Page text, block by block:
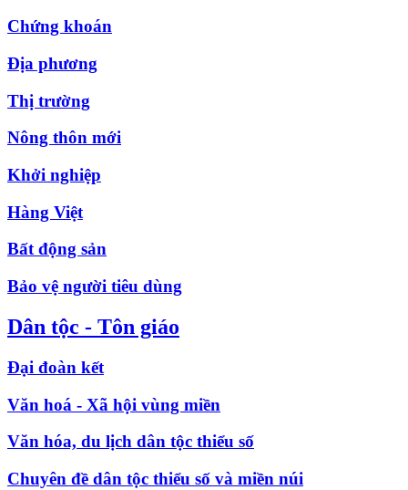
Chứng khoán
Địa phương
Thị trường
Nông thôn mới
Khởi nghiệp
Hàng Việt
Bất động sản
Bảo vệ người tiêu dùng
Dân tộc - Tôn giáo
Đại đoàn kết
Văn hoá - Xã hội vùng miền
Văn hóa, du lịch dân tộc thiểu số
Chuyên đề dân tộc thiểu số và miền núi